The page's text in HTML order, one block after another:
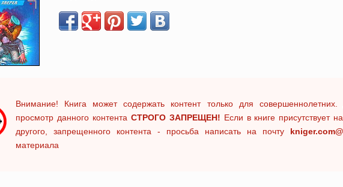
Внимание! Книга может содержать контент только для совершеннолетних.
просмотр данного контента СТРОГО ЗАПРЕЩЕН! Если в книге присутствует
другого, запрещенного контента - просьба написать на почту
материала